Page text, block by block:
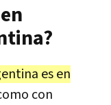
es en
con